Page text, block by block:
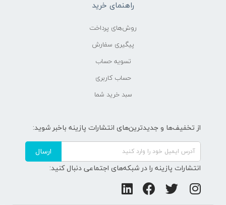
راهنمای خرید
روش‌های پرداخت
پیگیری سفارش
تسویه حساب
حساب کاربری
سبد خرید شما
از تخفیف‌ها و جدیدترین‌های انتشارات پازینه باخبر شوید:
ارسال
انتشارات پازینه را در شبکه‌های اجتماعی دنبال کنید: